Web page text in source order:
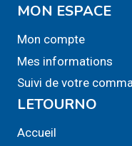
MON ESPACE
Mon compte
Mes informations
Suivi de votre
LETOURNO
Accueil